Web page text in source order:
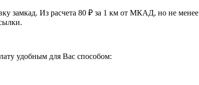
замкад. Из расчета 80 ₽ за 1 км от МКАД, но не менее
удобным для Вас способом: